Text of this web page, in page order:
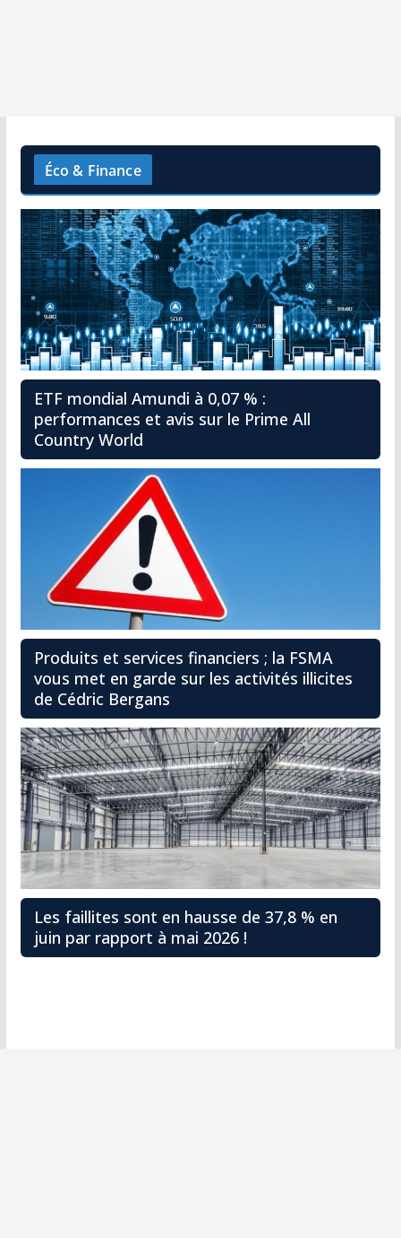
Éco & Finance
ETF mondial Amundi à 0,07 % :
performances et avis sur le Prime All
Country World
Produits et services financiers ; la FSMA
vous met en garde sur les activités illicites
de Cédric Bergans
Les faillites sont en hausse de 37,8 % en
juin par rapport à mai 2026 !